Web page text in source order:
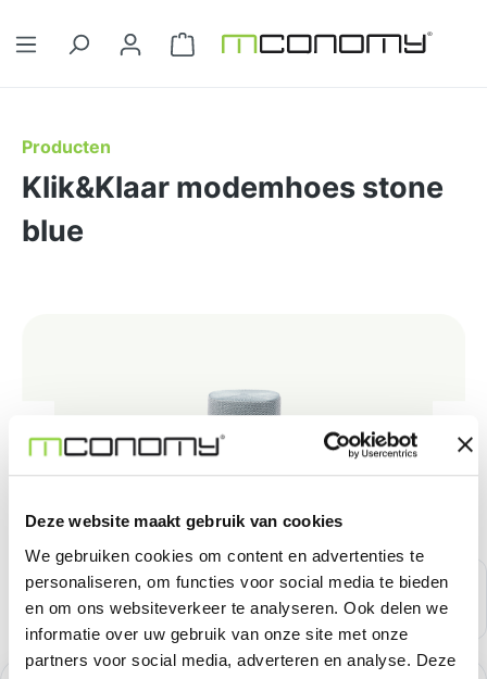
Deze website maakt gebruik van cookies
We gebruiken cookies om content en advertenties te
personaliseren, om functies voor social media te bieden
en om ons websiteverkeer te analyseren. Ook delen we
informatie over uw gebruik van onze site met onze
partners voor social media, adverteren en analyse. Deze
Winkelwagentje bevat 0 artikelen.
Producten
Klik&Klaar modemhoes stone
blue